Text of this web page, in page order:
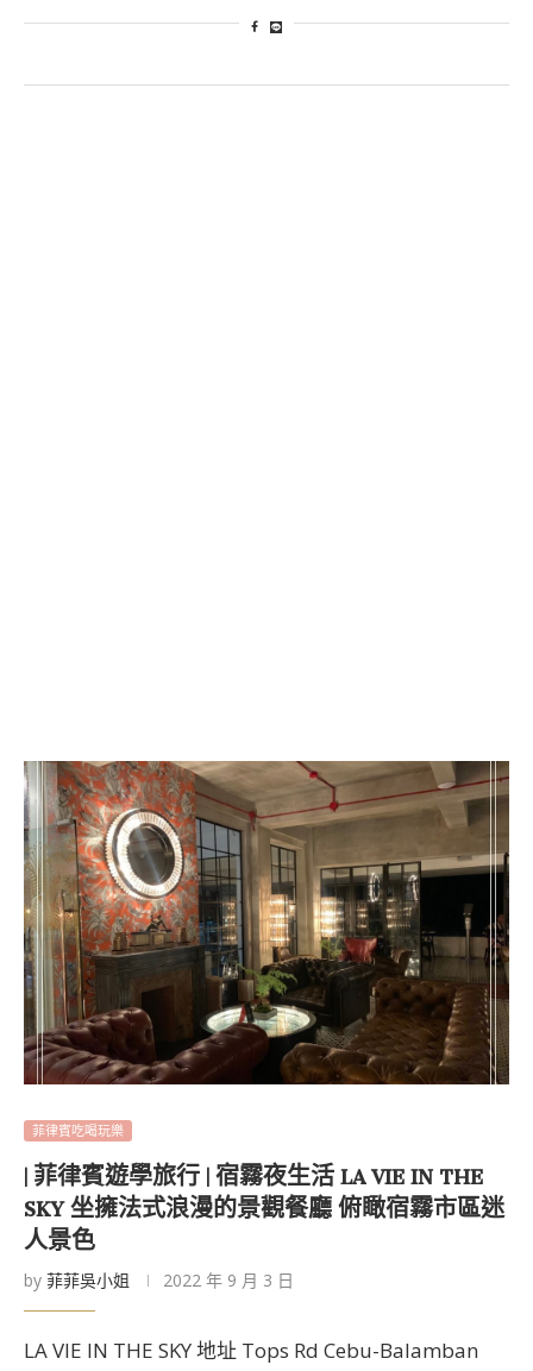
菲律賓吃喝玩樂
| 菲律賓遊學旅行 | 宿霧夜生活 LA VIE IN THE
SKY 坐擁法式浪漫的景觀餐廳 俯瞰宿霧市區迷
人景色
by 菲菲吳小姐 2022 年 9 月 3 日
LA VIE IN THE SKY 地址 Tops Rd Cebu-Balamban